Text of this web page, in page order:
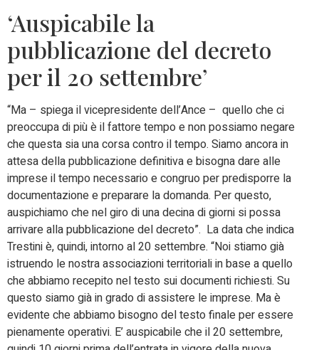
‘Auspicabile la
pubblicazione del decreto
per il 20 settembre’
“Ma – spiega il vicepresidente dell’Ance – quello che ci
preoccupa di più è il fattore tempo e non possiamo negare
che questa sia una corsa contro il tempo. Siamo ancora in
attesa della pubblicazione definitiva e bisogna dare alle
imprese il tempo necessario e congruo per predisporre la
documentazione e preparare la domanda. Per questo,
auspichiamo che nel giro di una decina di giorni si possa
arrivare alla pubblicazione del decreto”. La data che indica
Trestini è, quindi, intorno al 20 settembre. “Noi stiamo già
istruendo le nostra associazioni territoriali in base a quello
che abbiamo recepito nel testo sui documenti richiesti. Su
questo siamo già in grado di assistere le imprese. Ma è
evidente che abbiamo bisogno del testo finale per essere
pienamente operativi. E’ auspicabile che il 20 settembre,